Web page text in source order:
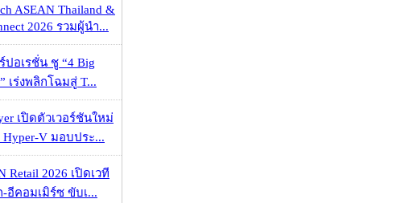
ASEAN Thailand &
2026 รวมผู้นำ...
ปอเรชั่น ชู “4 Big
เร่งพลิกโฉมสู่ T...
เปิดตัวเวอร์ชันใหม่
Hyper-V มอบประ...
Retail 2026 เปิดเวที
อีคอมเมิร์ซ ขับเ...